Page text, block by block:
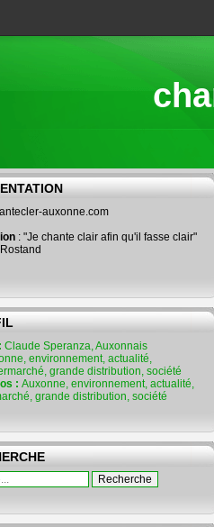
auxonne.com
: "Je chante clair afin qu'il fasse clair"
Claude Speranza, Auxonnais
: Auxonne, environnement, actualité,
grande distribution, société